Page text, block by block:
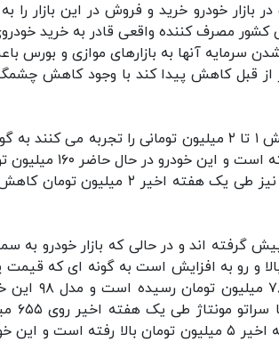
بازار خودرو خرید و فروش در این بازار
مصرف کننده واقعی قادر به خرید
شدن سرمایه آنها به بازارهای موازی و
قبل کاهش پیدا کند با وجود کاهش چشمگیر
اکثر خودروهای موجود در بازار طی یک هفته اخیر کاهش ۱ تا ۲ میلیون
ایکس با گذشت یک هفته ۲
۹۸ آن نیز ۱۵۰ میلیون تومان قیمت دارد و دنا
پیش گرفته اند و در حالی که بازار خودرو
اخیر ۱۰ میلیون
۷۴۵